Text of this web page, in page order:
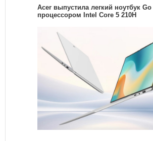
Acer выпустила легкий ноутбук
процессором Intel Core 5 210H